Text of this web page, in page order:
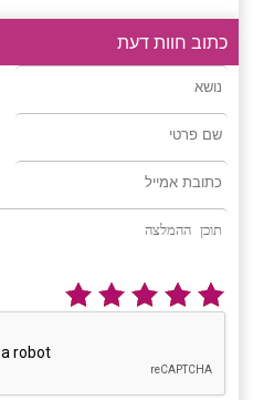
כתוב חוות דעת